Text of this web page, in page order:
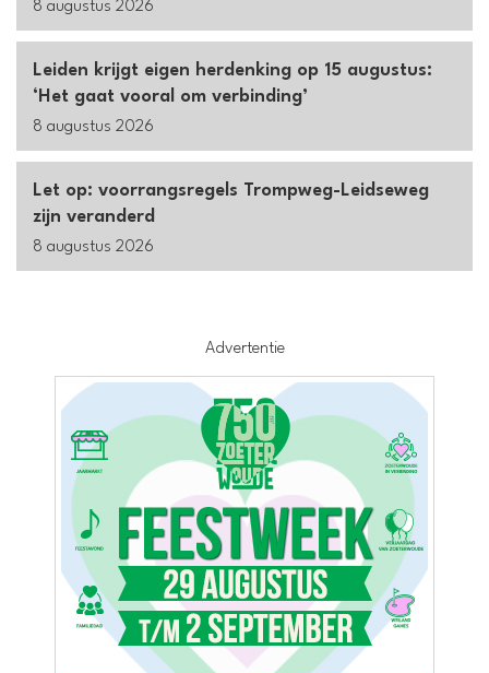
8 augustus 2026
Leiden krijgt eigen herdenking op 15 augustus:
‘Het gaat vooral om verbinding’
8 augustus 2026
Let op: voorrangsregels Trompweg-Leidseweg
zijn veranderd
8 augustus 2026
Advertentie